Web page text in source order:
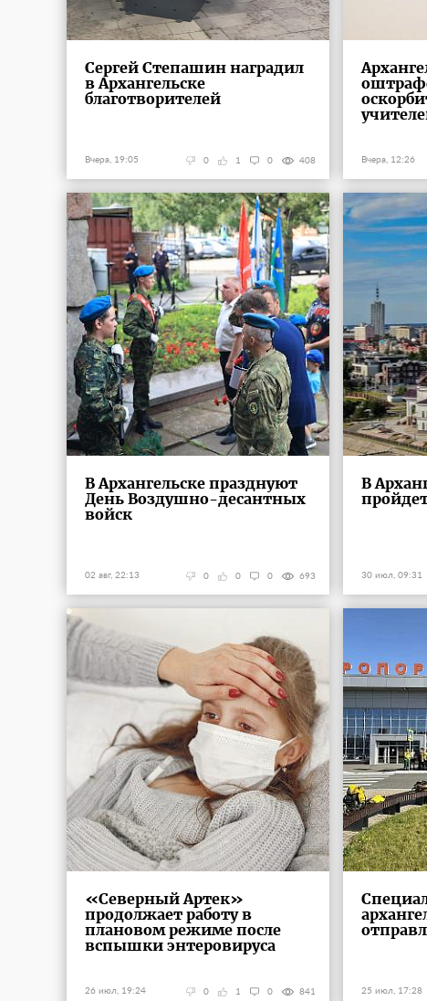
Сергей Степашин наградил
в Архангельске
благотворителей
Вчера, 19:05 408
0
1
0 Вчера, 12:26
В Архангельске празднуют
День Воздушно-десантных
войск
02 авг, 22:13 693
0
0
0
В
30 июл, 09:31
«Северный Артек»
продолжает работу в
плановом режиме после
вспышки энтеровируса
26 июл, 19:24 841
0
1
0 25 июл, 17:28